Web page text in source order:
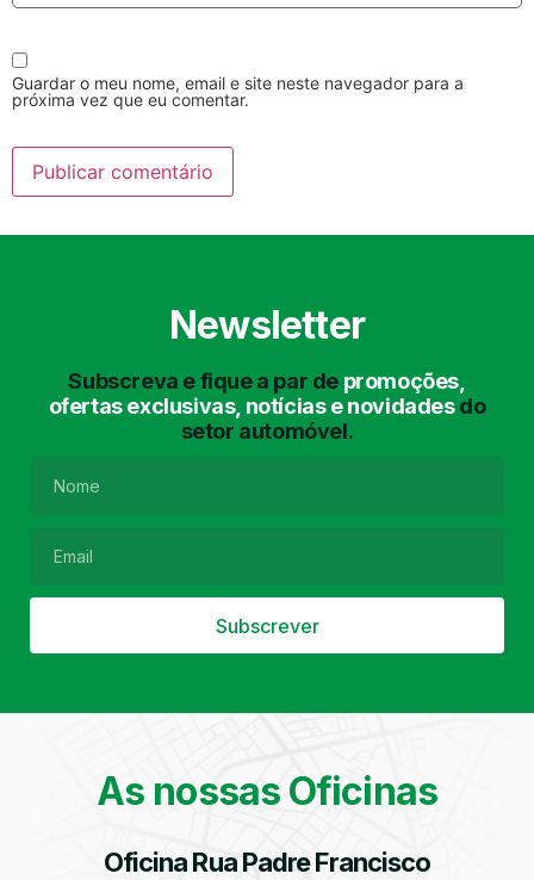
Guardar o meu nome, email e site neste navegador para a
próxima vez que eu comentar.
Newsletter
Subscreva e fique a par de promoções,
ofertas exclusivas, notícias e novidadesdo
setor automóvel.
Subscrever
As nossas Oficinas
Oficina Rua Padre Francisco
com Aspiração e de
Interiores
Lavagem de Chassis Matrículas
Filtro de Partículas Óleos
Bate-Chapas
Higienização e
Automóvel